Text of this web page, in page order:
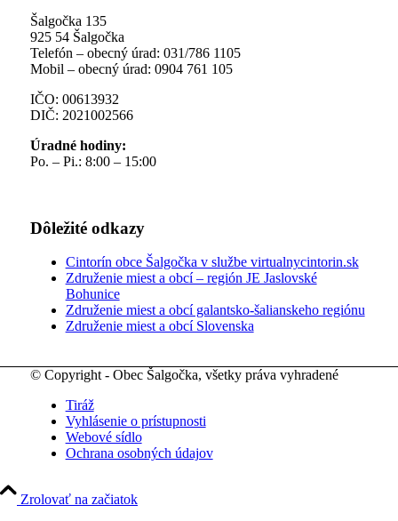
Šalgočka 135
925 54 Šalgočka
Telefón – obecný úrad: 031/786 1105
Mobil – obecný úrad: 0904 761 105
IČO: 00613932
DIČ: 2021002566
Úradné hodiny:
Po. – Pi.: 8:00 – 15:00
Dôležité odkazy
Cintorín obce Šalgočka v službe virtualnycintorin.sk
Združenie miest a obcí – región JE Jaslovské
Bohunice
Združenie miest a obcí galantsko-šalianskeho regiónu
Združenie miest a obcí Slovenska
© Copyright - Obec Šalgočka, všetky práva vyhradené
Tiráž
Vyhlásenie o prístupnosti
Webové sídlo
Ochrana osobných údajov
Zrolovať na začiatok